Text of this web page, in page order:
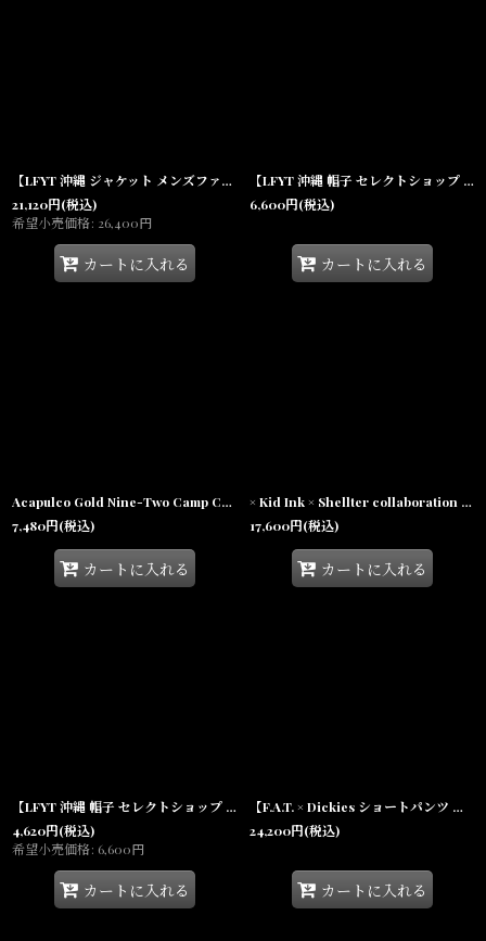
【LFYT 沖縄 ジャケット メンズファッション 通販】Colorblock Windbreaker ウィンドブレーカー ナイロン
21,120円(税込)
希望小売価格: 26,400円
カートに入れる
【LFYT 沖縄 帽子 セレクトショップ 通販】Supplex Nylon Active Cap ナイロン 5パネル キャップ リフレクター Lafayette ラファイエット
6,600円(税込)
カートに入れる
Acapulco Gold Nine-Two Camp Cap Black ロゴ キャンプ キャップ
7,480円(税込)
カートに入れる
× Kid Ink × Shellter collaboration Woodland Viponly Hat Viponly カスタメイド キッドインク シェルター カモ ハット 帽子
17,600円(税込)
カートに入れる
【LFYT 沖縄 帽子 セレクトショップ 通販】Logo Camp Cap キャンプ キャップ
4,620円(税込)
希望小売価格: 6,600円
カートに入れる
【F.A.T. × Dickies ショートパンツ メンズファッション 通販 沖縄】Shorties Wide Work Shorts Black ディッキーズ コラボ ワイド ワークショーツ ブラック
24,200円(税込)
カートに入れる